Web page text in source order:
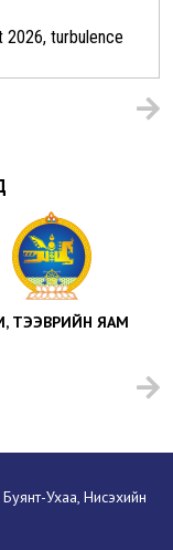
2026, turbulence
ТЭЭВРИЙН ЯАМ
Ухаа, Нисэхийн